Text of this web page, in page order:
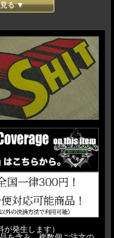
る ▼
発生します）